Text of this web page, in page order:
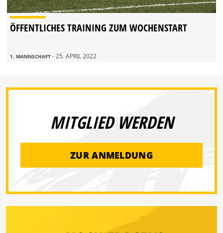
ÖFFENTLICHES TRAINING ZUM WOCHENSTART
1. MANNSCHAFT - 25. APRIL 2022
MITGLIED WERDEN
ZUR ANMELDUNG